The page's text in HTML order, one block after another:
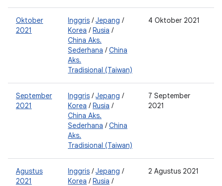
Oktober
2021
Inggris /Jepang /
Korea /Rusia /
China Aks.
Sederhana /China
Aks.
Tradisional (Taiwan)
4 Oktober 2021
September
2021
Inggris /Jepang /
Korea /Rusia /
China Aks.
Sederhana /China
Aks.
Tradisional (Taiwan)
7 September
2021
Agustus
2021
Inggris /Jepang /
Korea /Rusia /
2 Agustus 2021